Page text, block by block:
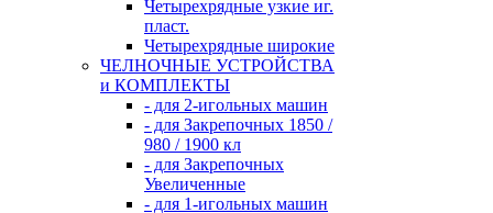
Четырехрядные узкие иг.
пласт.
Четырехрядные широкие
ЧЕЛНОЧНЫЕ УСТРОЙСТВА
и КОМПЛЕКТЫ
- для 2-игольных машин
- для Закрепочных 1850 /
980 / 1900 кл
- для Закрепочных
Увеличенные
- для 1-игольных машин